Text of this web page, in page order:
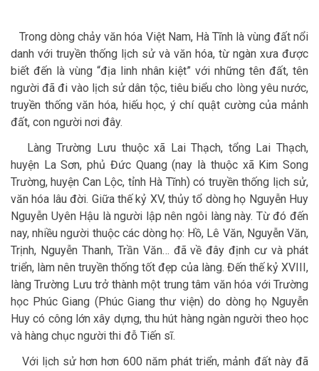
Trong dòng chảy văn hóa Việt Nam, Hà Tĩnh là vùng đất nổi
danh với truyền thống lịch sử và văn hóa, từ ngàn xưa được
biết đến là vùng “địa linh nhân kiệt” với những tên đất, tên
người đã đi vào lịch sử dân tộc, tiêu biểu cho lòng yêu nước,
truyền thống văn hóa, hiếu học, ý chí quật cường của mảnh
đất, con người nơi đây.
Làng Trường Lưu thuộc xã Lai Thạch, tổng Lai Thạch,
huyện La Sơn, phủ Đức Quang (nay là thuộc xã Kim Song
Trường, huyện Can Lộc, tỉnh Hà Tĩnh) có truyền thống lịch sử,
văn hóa lâu đời. Giữa thế kỷ XV, thủy tổ dòng họ Nguyễn Huy
Nguyễn Uyên Hậu là người lập nên ngôi làng này. Từ đó đến
nay, nhiều người thuộc các dòng họ: Hồ, Lê Văn, Nguyễn Văn,
Trịnh, Nguyễn Thanh, Trần Văn… đã về đây định cư và phát
triển, làm nên truyền thống tốt đẹp của làng. Đến thế kỷ XVIII,
làng Trường Lưu trở thành một trung tâm văn hóa với Trường
học Phúc Giang (Phúc Giang thư viện) do dòng họ Nguyễn
Huy có công lớn xây dựng, thu hút hàng ngàn người theo học
và hàng chục người thi đỗ Tiến sĩ.
Với lịch sử hơn hơn 600 năm phát triển, mảnh đất này đã